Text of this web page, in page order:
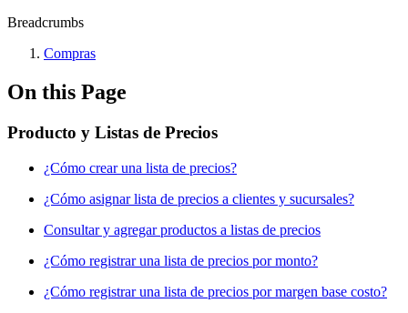
Breadcrumbs
Compras
On this Page
Producto y Listas de Precios
¿Cómo crear una lista de precios?
¿Cómo asignar lista de precios a clientes y sucursales?
Consultar y agregar productos a listas de precios
¿Cómo registrar una lista de precios por monto?
¿Cómo registrar una lista de precios por margen base costo?